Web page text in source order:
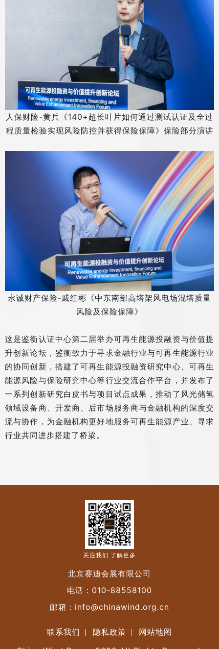
人保财险-黄兵《140+超长叶片如何通过测试认证及全过
程质量检验实现风险防控并获得保险保障》保险部分演讲
永诚财产保险-戚红彬《中东南部高塔架风电场混塔质量
风险及保险保障》
这是鉴衡认证中心第二届举办可再生能源投融资与价值提
升创新论坛，鉴衡致力于寻求金融行业与可再生能源行业
的协同创新，搭建了可再生能源投融资研究中心、可再生
能源风险与保险研究中心等行业交流合作平台，并发布了
一系列创新研究白皮书与项目试点成果，推动了风光储氢
领域设备商、开发商、后市场服务商与金融机构的深度交
流与协作，为金融机构更好地服务可再生能源产业、寻求
行业共同进步搭建了桥梁。
关注我们 了解更多
北京赛迪会展有限公司
电话： 010-88558100
邮箱： info@chinawind.org.cn
联系我们 隐私政策
网站地图